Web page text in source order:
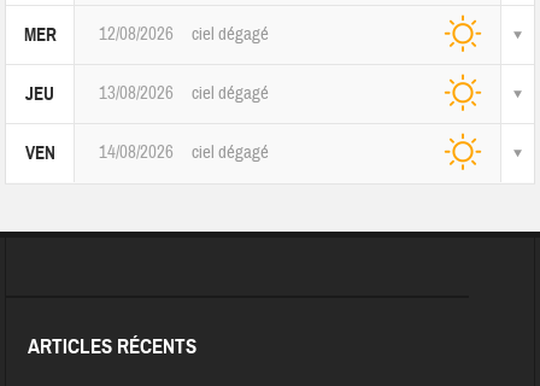
MER 12/08/2026 ciel dégagé
JEU 13/08/2026 ciel dégagé
VEN 14/08/2026 ciel dégagé
ARTICLES RÉCENTS